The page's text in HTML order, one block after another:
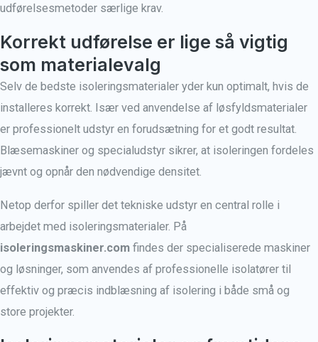
udførelsesmetoder særlige krav.
Korrekt udførelse er lige så vigtig
som materialevalg
Selv de bedste isoleringsmaterialer yder kun optimalt, hvis de
installeres korrekt. Især ved anvendelse af løsfyldsmaterialer
er professionelt udstyr en forudsætning for et godt resultat.
Blæsemaskiner og specialudstyr sikrer, at isoleringen fordeles
jævnt og opnår den nødvendige densitet.
Netop derfor spiller det tekniske udstyr en central rolle i
arbejdet med isoleringsmaterialer. På
isoleringsmaskiner.com findes der specialiserede maskiner
og løsninger, som anvendes af professionelle isolatører til
effektiv og præcis indblæsning af isolering i både små og
store projekter.